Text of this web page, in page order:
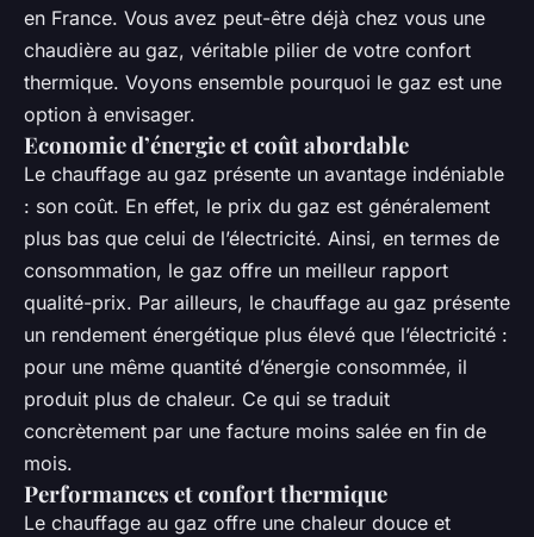
en France. Vous avez peut-être déjà chez vous une
chaudière au gaz, véritable pilier de votre confort
thermique. Voyons ensemble pourquoi le gaz est une
option à envisager.
Economie d’énergie et coût abordable
Le chauffage au gaz présente un avantage indéniable
: son coût. En effet, le prix du gaz est généralement
plus bas que celui de l’électricité. Ainsi, en termes de
consommation, le gaz offre un meilleur rapport
qualité-prix. Par ailleurs, le chauffage au gaz présente
un rendement énergétique plus élevé que l’électricité :
pour une même quantité d’énergie consommée, il
produit plus de chaleur. Ce qui se traduit
concrètement par une facture moins salée en fin de
mois.
Performances et confort thermique
Le chauffage au gaz offre une chaleur douce et